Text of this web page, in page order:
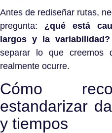
Antes de rediseñar rutas,
pregunta: ¿qué está
largos y la variabilidad?
separar lo que
realmente ocurre.
Cómo
estandarizar
y tiempos